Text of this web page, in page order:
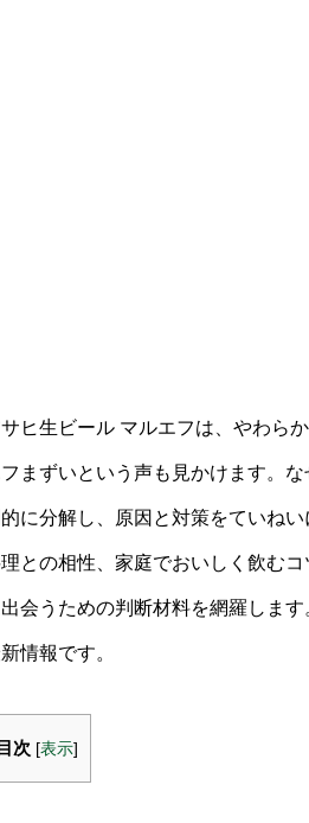
ヒ生ビール マルエフは、やわら
まずいという声も見かけます。
に分解し、原因と対策をていね
との相性、家庭でおいしく飲む
会うための判断材料を網羅します
情報です。
目次 [表示]